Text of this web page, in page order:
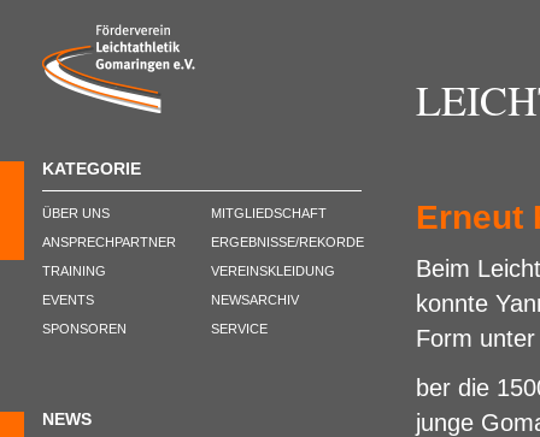
KATEGORIE
ÜBER UNS
ANSPRECHPARTNER
TRAINING
EVENTS
SPONSOREN
MITGLIEDSCHAFT
ERGEBNISSE/REKORDE
VEREINSKLEIDUNG
NEWSARCHIV
SERVICE
NEWS
Erneut
Beim
konnte
Form
ber die
junge